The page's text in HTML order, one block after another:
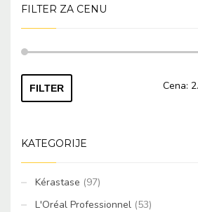
FILTER ZA CENU
FILTER Cena:
KATEGORIJE
Kérastase (97)
L'Oréal Professionnel (53)